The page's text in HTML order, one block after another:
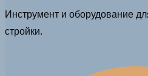
Инструмент и оборудование
стройки.